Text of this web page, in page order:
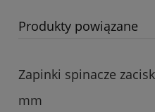
Produkty powiązane
Zapinki spinacze
mm